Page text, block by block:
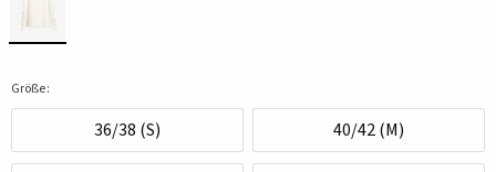
Größe:
36/38 (S) 40/42 (M)